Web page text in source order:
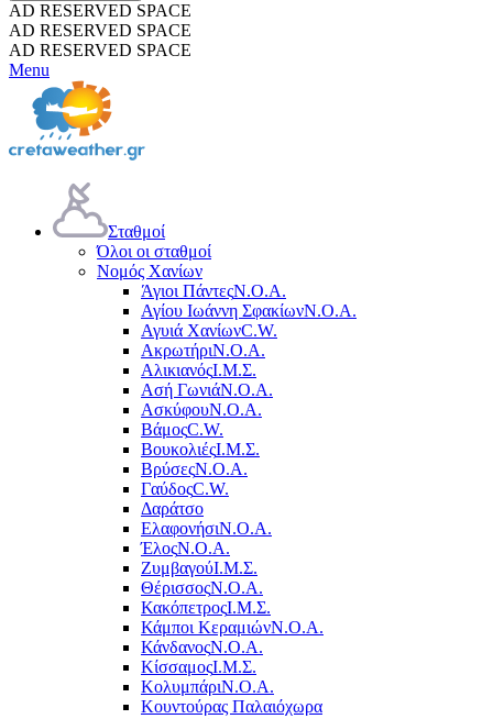
AD RESERVED SPACE
AD RESERVED SPACE
AD RESERVED SPACE
Menu
Σταθμοί
Όλοι οι σταθμοί
Νομός Χανίων
Άγιοι ΠάντεςΝ.Ο.Α.
Αγίου Ιωάννη ΣφακίωνΝ.Ο.Α.
Αγυιά ΧανίωνC.W.
ΑκρωτήριΝ.Ο.Α.
ΑλικιανόςΙ.Μ.Σ.
Ασή ΓωνιάΝ.Ο.Α.
ΑσκύφουΝ.Ο.Α.
ΒάμοςC.W.
ΒουκολιέςΙ.Μ.Σ.
ΒρύσεςΝ.Ο.Α.
ΓαύδοςC.W.
Δαράτσο
ΕλαφονήσιΝ.Ο.Α.
ΈλοςΝ.Ο.Α.
ΖυμβαγούΙ.Μ.Σ.
ΘέρισσοςΝ.Ο.Α.
ΚακόπετροςΙ.Μ.Σ.
Κάμποι ΚεραμιώνΝ.Ο.Α.
ΚάνδανοςΝ.Ο.Α.
ΚίσσαμοςΙ.Μ.Σ.
ΚολυμπάριΝ.Ο.Α.
Κουντούρας Παλαιόχωρα